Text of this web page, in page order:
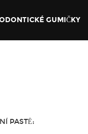
GUMIČKY
PASTĚ: